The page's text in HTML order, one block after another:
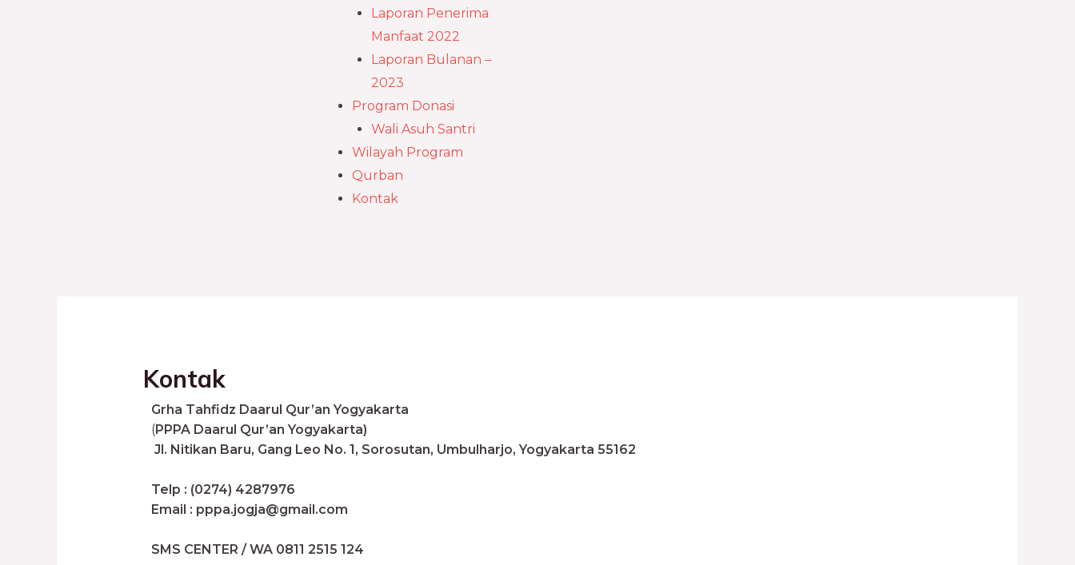
Laporan Penerima
Manfaat 2022
Laporan Bulanan –
2023
Program Donasi
Wali Asuh Santri
Wilayah Program
Qurban
Kontak
Kontak
Grha Tahfidz Daarul Qur’an Yogyakarta
(PPPA Daarul Qur’an Yogyakarta)
Jl. Nitikan Baru, Gang Leo No. 1, Sorosutan, Umbulharjo, Yogyakarta 55162
Telp : (0274) 4287976
Email : pppa.jogja@gmail.com
SMS CENTER / WA 0811 2515 124